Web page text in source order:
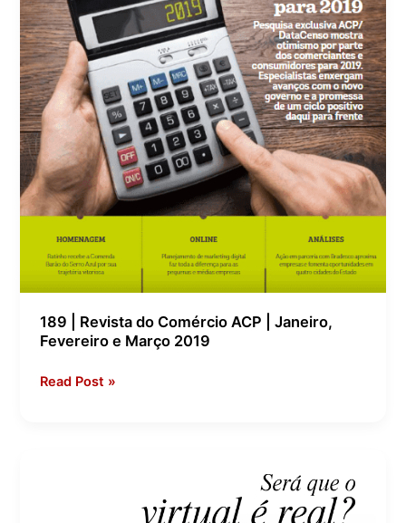
189 | Revista do Comércio ACP | Janeiro,
Fevereiro e Março 2019
e
Março
2019
Read Post »